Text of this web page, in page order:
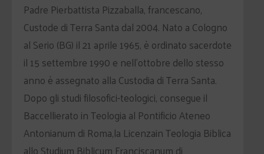
Padre Pierbattista Pizzaballa, francescano,
Custode di Terra Santa dal 2004. Nato a Cologno
al Serio (BG) il 21 aprile 1965, è ordinato sacerdote
il 15 settembre 1990 e nell’ottobre dello stesso
anno è assegnato alla Custodia di Terra Santa.
Dopo gli studi filosofici-teologici, consegue il
Baccellierato in Teologia al Pontificio Ateneo
Antonianum di Roma,la Licenzain Teologia Biblica